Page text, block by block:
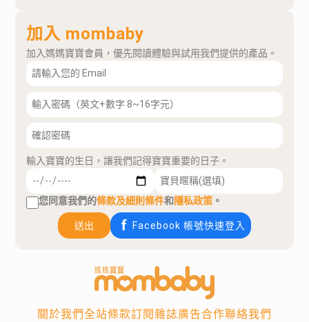
加入 mombaby
加入媽媽寶寶會員，優先閱讀體驗與試用我們提供的產品。
輸入寶寶的生日，讓我們記得寶寶重要的日子。
您同意我們的條款及細則條件和隱私政策 。
送出 Facebook 帳號快速登入
關於我們全站條款訂閱雜誌廣告合作聯絡我們